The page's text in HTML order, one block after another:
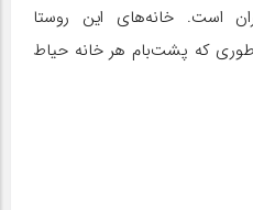
است. خانه‌های این روستا
که پشت‌بام هر خانه حیاط